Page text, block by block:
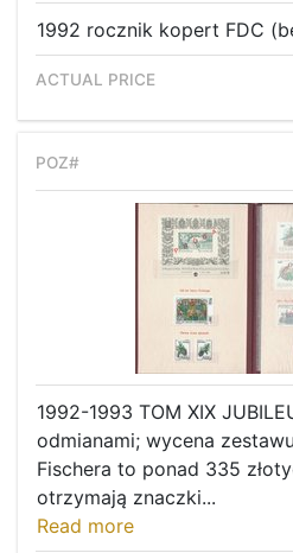
1992 rocznik kopert FDC
1992-1993 TOM XIX
odmianami; wycena
Fischera to ponad 335
otrzymają znaczki...
Read more